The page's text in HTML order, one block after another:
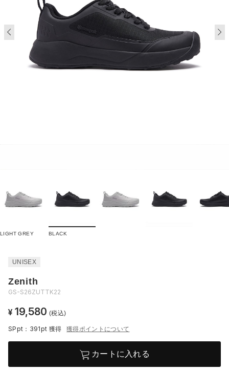
LIGHT GREY BLACK
UNISEX
Zenith
GS-S26ZUTTK22
¥ 19,580 (税込)
SPpt：391pt 獲得 獲得ポイントについて
カートに入れる